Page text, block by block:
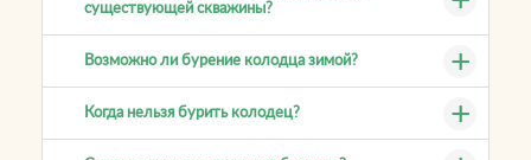
существующей скважины?
Возможно ли бурение колодца зимой?
Когда нельзя бурить колодец?